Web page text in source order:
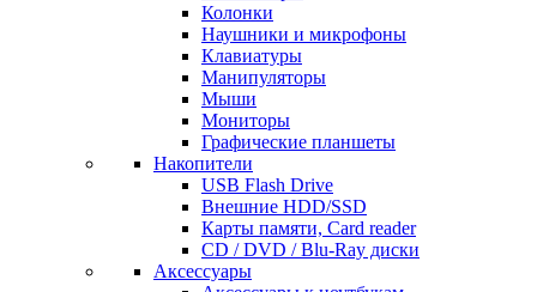
Колонки
Наушники и микрофоны
Клавиатуры
Манипуляторы
Мыши
Мониторы
Графические планшеты
Накопители
USB Flash Drive
Внешние HDD/SSD
Карты памяти, Card reader
CD / DVD / Blu-Ray диски
Аксессуары